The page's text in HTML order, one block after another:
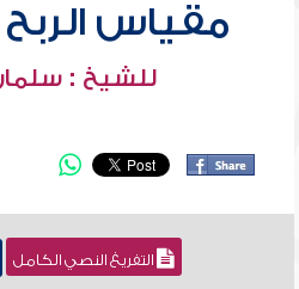
مقياس
للشيخ :
التفريغ النصي الكامل